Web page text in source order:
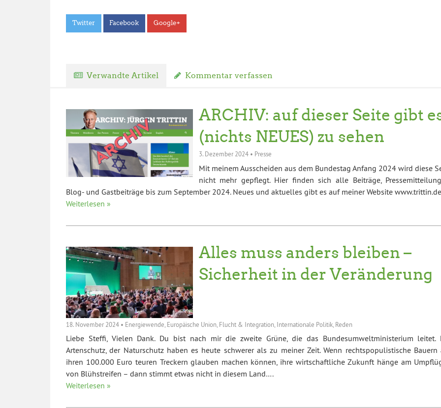
Twitter Facebook Google+
Verwandte Artikel Kommentar verfassen
ARCHIV: auf dieser Seite gibt
(nichts NEUES) zu sehen
3. Dezember 2024• Presse
Mit meinem Ausscheiden aus dem Bundestag Anfang 2024 wird diese
nicht mehr gepflegt. Hier finden sich alle Beiträge,
Blog- und Gastbeiträge bis zum September 2024. Neues und aktuelles gibt es auf meiner Website www.trittin.de
Weiterlesen »
Alles muss anders bleiben –
Sicherheit in der Veränderung
18. November 2024 • Energiewende Europäische Union Flucht & Integration Internationale Politik Reden
Liebe Steffi, Vielen Dank. Du bist nach mir die zweite Grüne, die das Bundesumweltministerium leitet.
Artenschutz, der Naturschutz haben es heute schwerer als zu meiner Zeit. Wenn rechtspopulistische Bauern
ihren 100.000 Euro teuren Treckern glauben machen können, ihre wirtschaftliche Zukunft hänge am
von Blühstreifen – dann stimmt etwas nicht in diesem Land….
Weiterlesen »